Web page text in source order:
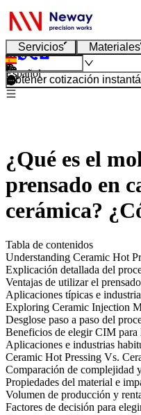
Servicios Materiales
Español
Obtener cotización
¿Qué es el
prensado en
cerámica?
Tabla de contenidos
Understanding Ceramic Hot
Explicación detallada del
Ventajas de utilizar el
Aplicaciones típicas e
Exploring Ceramic Injection
Desglose paso a paso del
Beneficios de elegir CIM para
Aplicaciones e industrias
Ceramic Hot Pressing Vs.
Comparación de complejidad
Propiedades del material e
Volumen de producción y
Factores de decisión para